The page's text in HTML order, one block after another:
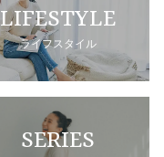
LIFESTYLE
ライフスタイル
SERIES